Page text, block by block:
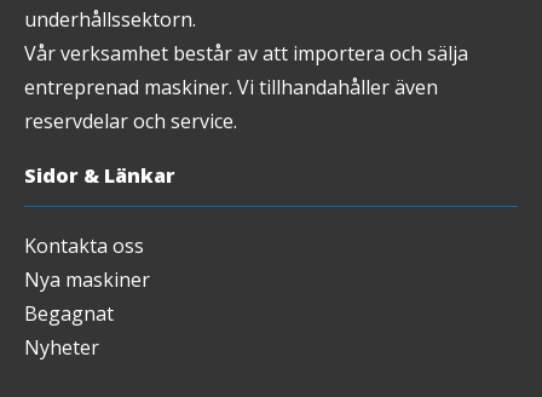
underhållssektorn.
Vår verksamhet består av att importera och sälja
entreprenad maskiner. Vi tillhandahåller även
reservdelar och service.
Sidor & Länkar
Kontakta oss
Nya maskiner
Begagnat
Nyheter